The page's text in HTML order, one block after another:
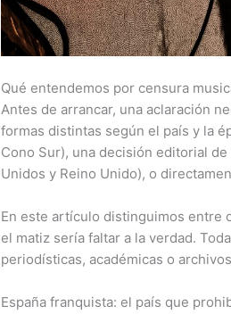
Qué entendemos por censura
Antes de arrancar, una aclaración
formas distintas según el país y la
Cono Sur), una decisión editorial
Unidos y Reino Unido), o
En este artículo distinguimos entre
el matiz sería faltar a la verdad.
periodísticas, académicas o
España franquista: el país que